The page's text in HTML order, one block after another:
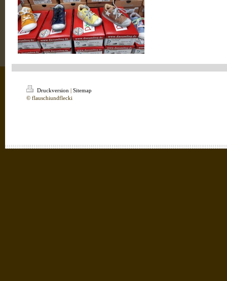
Druckversion | Sitemap
© flauschiundflecki